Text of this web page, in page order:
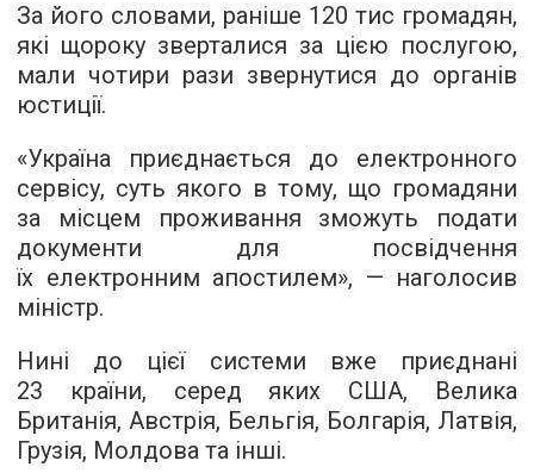
За його словами, раніше 120 тис громадян,
які щороку зверталися за цією послугою,
мали чотири рази звернутися до органів
юстиції.
«Україна приєднається до електронного
сервісу, суть якого в тому, що громадяни
за місцем проживання зможуть подати
документи для посвідчення
їх електронним апостилем», — наголосив
міністр.
Нині до цієї системи вже приєднані
23 країни, серед яких США, Велика
Британія, Австрія, Бельгія, Болгарія, Латвія,
Грузія, Молдова та інші.